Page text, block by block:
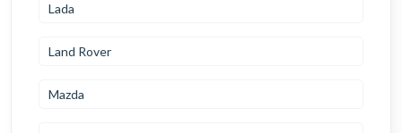
Lada
Land Rover
Mazda